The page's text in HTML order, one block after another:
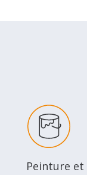
Peinture et